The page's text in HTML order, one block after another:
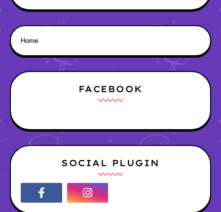
Home
FACEBOOK
SOCIAL PLUGIN